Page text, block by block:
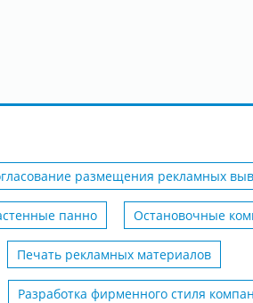
размещения рекламных
панно Остановочные
Печать рекламных материалов
Разработка фирменного стиля